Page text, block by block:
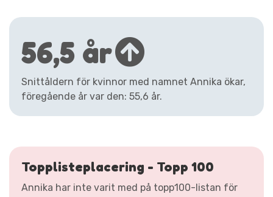
56,5 år
Snittåldern för kvinnor med namnet Annika ökar,
föregående år var den: 55,6 år.
Topplisteplacering - Topp 100
Annika har inte varit med på topp100-listan för